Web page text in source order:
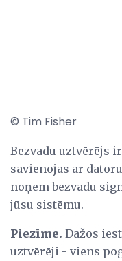
© Tim Fisher
Bezvadu uztvērējs
savienojas ar
noņem bezvadu
jūsu sistēmu.
Piezīme. Dažos
uztvērēji - viens